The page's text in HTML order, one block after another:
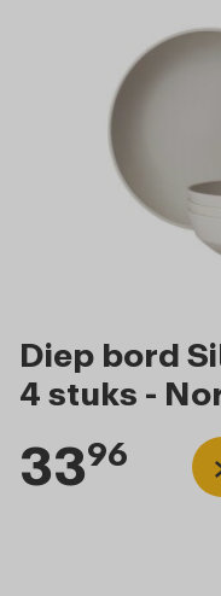
Diep bord
4 stuks -
3396